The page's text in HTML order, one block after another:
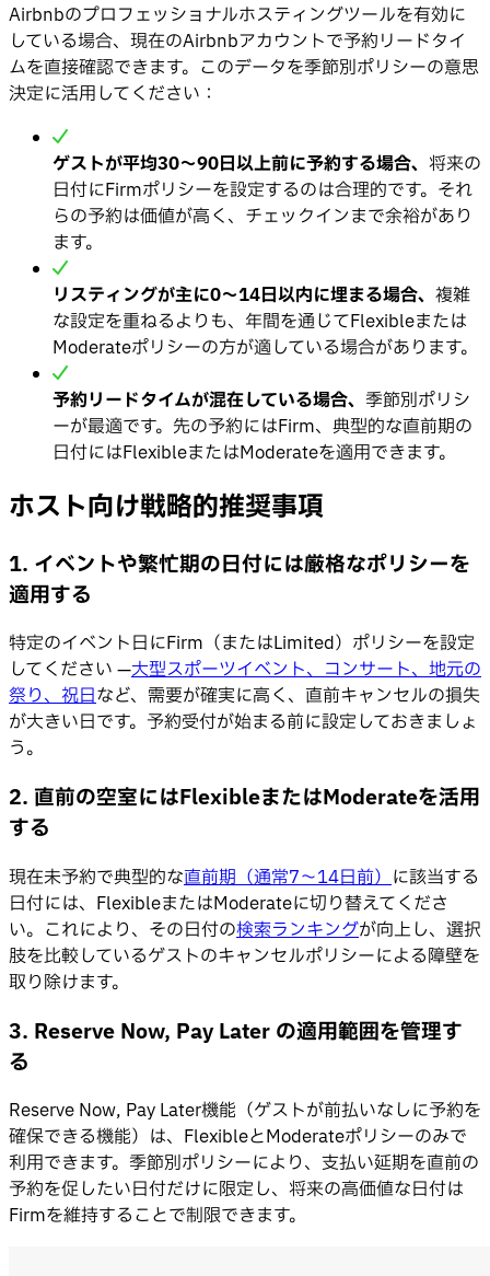
Airbnbのプロフェッショナルホスティングツールを有効に
している場合、現在のAirbnbアカウントで予約リードタイ
ムを直接確認できます。このデータを季節別ポリシーの意思
決定に活用してください：
ゲストが平均30〜90日以上前に予約する場合、 将来の
日付にFirmポリシーを設定するのは合理的です。それ
らの予約は価値が高く、チェックインまで余裕があり
ます。
リスティングが主に0〜14日以内に埋まる場合、 複雑
な設定を重ねるよりも、年間を通じてFlexibleまたは
Moderateポリシーの方が適している場合があります。
予約リードタイムが混在している場合、 季節別ポリシ
ーが最適です。先の予約にはFirm、典型的な直前期の
日付にはFlexibleまたはModerateを適用できます。
ホスト向け戦略的推奨事項
1. イベントや繁忙期の日付には厳格なポリシーを
適用する
特定のイベント日にFirm（またはLimited）ポリシーを設定
してください —大型スポーツイベント、コンサート、地元の
祭り、祝日など、需要が確実に高く、直前キャンセルの損失
が大きい日です。予約受付が始まる前に設定しておきましょ
う。
2. 直前の空室にはFlexibleまたはModerateを活用
する
現在未予約で典型的な直前期（通常7〜14日前） に該当する
日付には、FlexibleまたはModerateに切り替えてくださ
い。これにより、その日付の検索ランキングが向上し、選択
肢を比較しているゲストのキャンセルポリシーによる障壁を
取り除けます。
3. Reserve Now, Pay Later の適用範囲を管理す
る
Reserve Now, Pay Later機能（ゲストが前払いなしに予約を
確保できる機能）は、FlexibleとModerateポリシーのみで
利用できます。季節別ポリシーにより、支払い延期を直前の
予約を促したい日付だけに限定し、将来の高価値な日付は
Firmを維持することで制限できます。